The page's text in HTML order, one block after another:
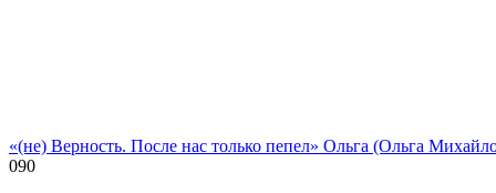
«(не) Верность. После нас только пепел» Ольга (Ольга
090